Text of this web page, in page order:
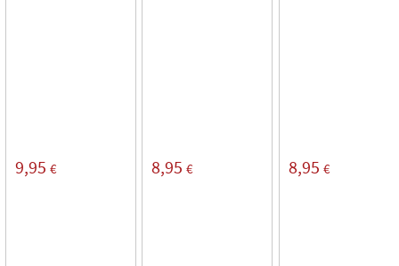
9,95 € 8,95 € 8,95 €